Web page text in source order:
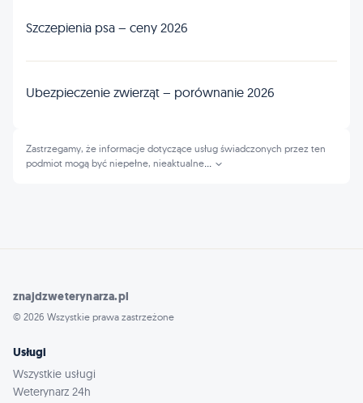
Szczepienia psa – ceny 2026
Ubezpieczenie zwierząt – porównanie 2026
Zastrzegamy, że informacje dotyczące usług świadczonych przez ten
podmiot mogą być niepełne, nieaktualne
znajdzweterynarza.pl
© 2026 Wszystkie prawa zastrzeżone
Usługi
Wszystkie usługi
Weterynarz 24h